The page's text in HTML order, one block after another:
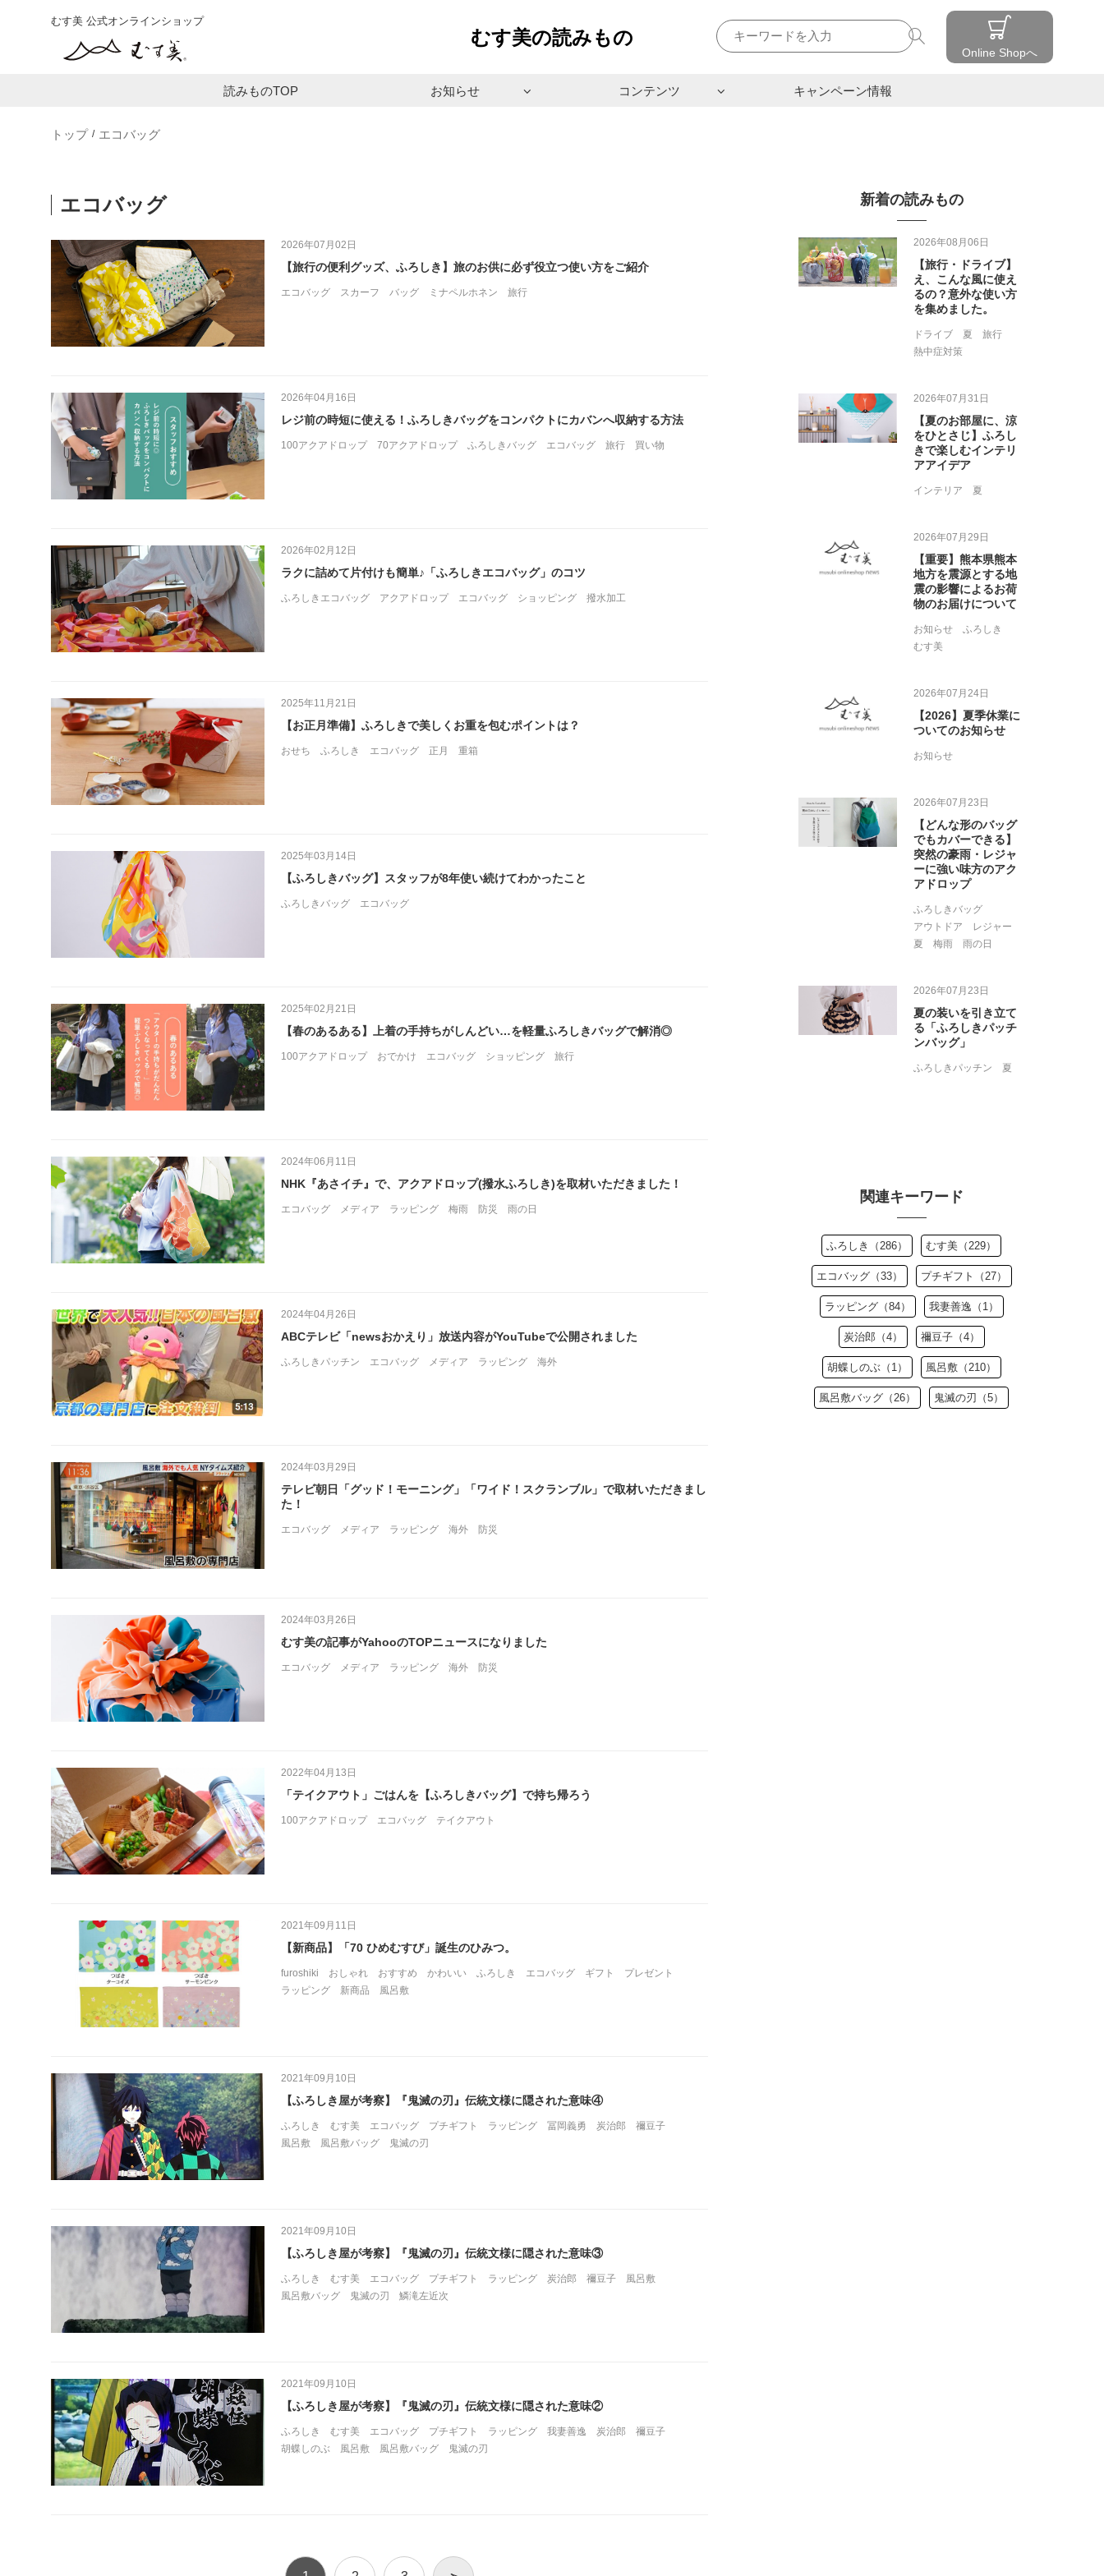
むす美 公式オンラインショップ
むす美の読みもの
Online Shopへ
検索
読みものTOP お知らせ コンテンツ キャンペーン情報
トップ エコバッグ
エコバッグ
2026年07月02日
【旅行の便利グッズ、ふろしき】旅のお供に必ず役立つ使い方をご紹介
エコバッグ スカーフ バッグ ミナペルホネン 旅行
2026年04月16日
レジ前の時短に使える！ふろしきバッグをコンパクトにカバンへ収納する方法
100アクアドロップ 70アクアドロップ ふろしきバッグ エコバッグ 旅行 買い物
2026年02月12日
ラクに詰めて片付けも簡単♪「ふろしきエコバッグ」のコツ
ふろしきエコバッグ アクアドロップ エコバッグ ショッピング 撥水加工
2025年11月21日
【お正月準備】ふろしきで美しくお重を包むポイントは？
おせち ふろしき エコバッグ 正月 重箱
2025年03月14日
【ふろしきバッグ】スタッフが8年使い続けてわかったこと
ふろしきバッグ エコバッグ
2025年02月21日
【春のあるある】上着の手持ちがしんどい…を軽量ふろしきバッグで解消◎
100アクアドロップ おでかけ エコバッグ ショッピング 旅行
2024年06月11日
NHK『あさイチ』で、アクアドロップ(撥水ふろしき)を取材いただきました！
エコバッグ メディア ラッピング 梅雨 防災 雨の日
2024年04月26日
ABCテレビ「newsおかえり」放送内容がYouTubeで公開されました
ふろしきパッチン エコバッグ メディア ラッピング 海外
2024年03月29日
テレビ朝日「グッド！モーニング」「ワイド！スクランブル」で取材いただきまし
た！
エコバッグ メディア ラッピング 海外 防災
2024年03月26日
むす美の記事がYahooのTOPニュースになりました
エコバッグ メディア ラッピング 海外 防災
2022年04月13日
「テイクアウト」ごはんを【ふろしきバッグ】で持ち帰ろう
100アクアドロップ エコバッグ テイクアウト
2021年09月11日
【新商品】「70 ひめむすび」誕生のひみつ。
furoshiki おしゃれ おすすめ かわいい ふろしき エコバッグ ギフト
プレゼント
ラッピング
新商品 風呂敷
2021年09月10日
【ふろしき屋が考察】『鬼滅の刃』伝統文様に隠された意味④
ふろしき むす美 エコバッグ プチギフト ラッピング 冨岡義勇 炭治郎
禰豆子
風呂敷
風呂敷バッグ 鬼滅の刃
2021年09月10日
【ふろしき屋が考察】『鬼滅の刃』伝統文様に隠された意味③
ふろしき むす美 エコバッグ プチギフト ラッピング 炭治郎 禰豆子
風呂敷
風呂敷バッグ
鬼滅の刃 鱗滝左近次
2021年09月10日
【ふろしき屋が考察】『鬼滅の刃』伝統文様に隠された意味②
ふろしき むす美 エコバッグ プチギフト ラッピング 我妻善逸 炭治郎
禰豆子
胡蝶しのぶ
風呂敷 風呂敷バッグ 鬼滅の刃
関連キーワード
ふろしき（286） むす美（229）
エコバッグ（33） プチギフト（27）
ラッピング（84） 我妻善逸（1）
炭治郎（4） 禰豆子（4）
胡蝶しのぶ（1） 風呂敷（210）
風呂敷バッグ（26） 鬼滅の刃（5）
新着の読みもの
2026年08月06日
【旅行・ドライブ】
え、こんな風に使え
るの？意外な使い方
を集めました。
ドライブ 夏
旅行
熱中症対策
2026年07月31日
【夏のお部屋に、涼
をひとさじ】ふろし
きで楽しむインテリ
アアイデア
インテリア 夏
2026年07月29日
【重要】熊本県熊本
地方を震源とする地
震の影響によるお荷
物のお届けについて
お知らせ
ふろしき
むす美
2026年07月24日
【2026】夏季休業に
ついてのお知らせ
お知らせ
2026年07月23日
【どんな形のバッグ
でもカバーできる】
突然の豪雨・レジャ
ーに強い味方のアク
アドロップ
ふろしきバッグ
アウトドア
レジャー
夏
梅雨 雨の日
2026年07月23日
夏の装いを引き立て
る「ふろしきパッチ
ンバッグ」
ふろしきパッチン 夏